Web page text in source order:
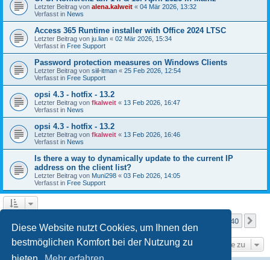
Diese Website nutzt Cookies, um Ihnen den
bestmöglichen Komfort bei der Nutzung zu
Letzter Beitrag von alena.kalweit « 04 Mär 2026, 13:32
Verfasst in News
Access 365 Runtime installer with Office 2024 LTSC
Letzter Beitrag von ju.lian « 02 Mär 2026, 15:34
Verfasst in Free Support
Password protection measures on Windows Clients
Letzter Beitrag von siil-itman « 25 Feb 2026, 12:54
Verfasst in Free Support
opsi 4.3 - hotfix - 13.2
Letzter Beitrag von fkalweit « 13 Feb 2026, 16:47
Verfasst in News
opsi 4.3 - hotfix - 13.2
Letzter Beitrag von fkalweit « 13 Feb 2026, 16:46
Verfasst in News
Is there a way to dynamically update to the current IP
address on the client list?
Letzter Beitrag von Muni298 « 03 Feb 2026, 14:05
Verfasst in Free Support
40
Gehe zu